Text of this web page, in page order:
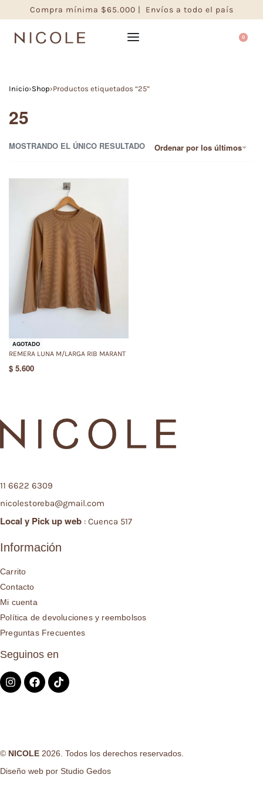
Compra mínima $65.000 | Envíos a todo el país
0
Inicio›Shop›Productos etiquetados “25”
25
MOSTRANDO EL ÚNICO RESULTADO Ordenar por los últimos
AGOTADO
REMERA LUNA M/LARGA RIB MARANT
$ 5.600
11 6622 6309
nicolestoreba@gmail.com
Local y Pick up web : Cuenca 517
Información
Carrito
Contacto
Mi cuenta
Política de devoluciones y reembolsos
Preguntas Frecuentes
Seguinos en
© NICOLE 2026. Todos los derechos reservados.
Diseño web por Studio Gedos